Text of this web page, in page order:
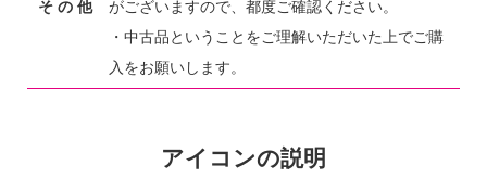
そ の 他
がございますので、都度ご確認ください。
・中古品ということをご理解いただいた上でご購
入をお願いします。
アイコンの説明